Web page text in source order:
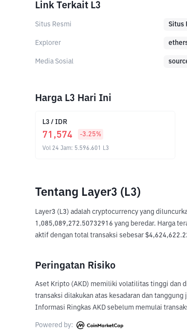
Link Terkait L3
Situs Resmi Situs
Explorer
Media Sosial
Harga L3 Hari Ini
L3 / IDR
71,574 -3.25%
Vol 24 Jam: 5.596.601 L3
Tentang Layer3 (L3)
Layer3 (L3) adalah cryptocurrency yang
1,085,089,272.50732916 yang beredar. Harga
aktif dengan total transaksi sebesar
Peringatan Risiko
Aset Kripto (AKD) memiliki volatilitas tinggi dan
transaksi dilakukan atas kesadaran dan
Informasi Ringkas AKD sebelum memulai
Powered by: